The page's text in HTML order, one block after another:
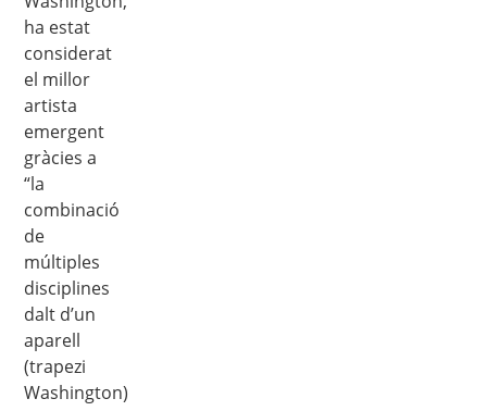
ha estat
considerat
el millor
artista
emergent
gràcies a
“la
combinació
de
múltiples
disciplines
dalt d’un
aparell
(trapezi
Washington)